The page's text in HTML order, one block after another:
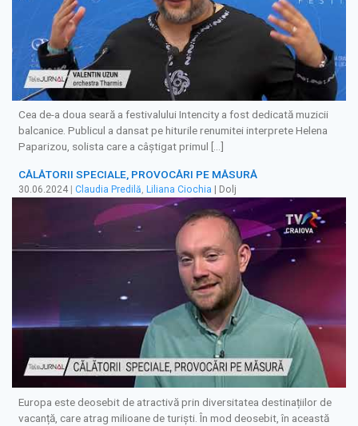
Cea de-a doua seară a festivalului Intencity a fost dedicată muzicii
balcanice. Publicul a dansat pe hiturile renumitei interprete Helena
Paparizou, solista care a câștigat primul […]
CĂLĂTORII SPECIALE, PROVOCĂRI PE MĂSURĂ
30.06.2024 | Claudia Predilă Liliana Ciochia | Dolj
Europa este deosebit de atractivă prin diversitatea destinațiilor de
vacanță, care atrag milioane de turiști. În mod deosebit, în această